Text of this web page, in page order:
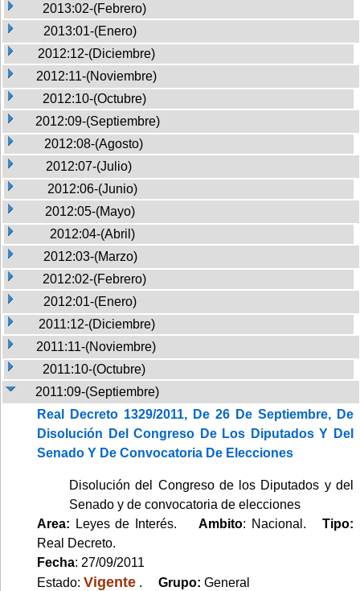
2013:02-(Febrero)
2013:01-(Enero)
2012:12-(Diciembre)
2012:11-(Noviembre)
2012:10-(Octubre)
2012:09-(Septiembre)
2012:08-(Agosto)
2012:07-(Julio)
2012:06-(Junio)
2012:05-(Mayo)
2012:04-(Abril)
2012:03-(Marzo)
2012:02-(Febrero)
2012:01-(Enero)
2011:12-(Diciembre)
2011:11-(Noviembre)
2011:10-(Octubre)
2011:09-(Septiembre)
Real Decreto 1329/2011, De 26 De Septiembre, De
Disolución Del Congreso De Los Diputados Y Del
Senado Y De Convocatoria De Elecciones
Disolución del Congreso de los Diputados y del
Senado y de convocatoria de elecciones
Area: Leyes de Interés.Ambito: Nacional.Tipo:
Real Decreto.
Fecha: 27/09/2011
Estado: Vigente . Grupo: General